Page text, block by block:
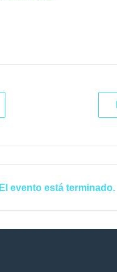
El evento está terminado.